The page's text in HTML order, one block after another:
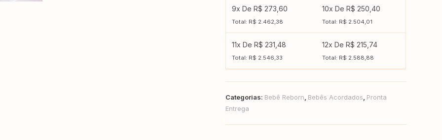
9x De R$ 273,60
Total: R$ 2.462,38
10x De R$ 250,40
Total: R$ 2.504,01
11x De R$ 231,48
Total: R$ 2.546,33
12x De R$ 215,74
Total: R$ 2.588,88
Categorias: Bebê Reborn Bebês Acordados Pronta
Entrega